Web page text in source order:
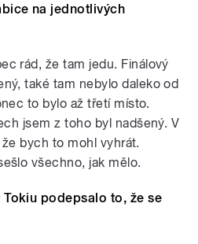
na jednotlivých
rád, že tam jedu. Finálový
také tam nebylo daleko od
to bylo až třetí místo.
jsem z toho byl nadšený. V
bych to mohl vyhrát.
všechno, jak mělo.
podepsalo to, že se